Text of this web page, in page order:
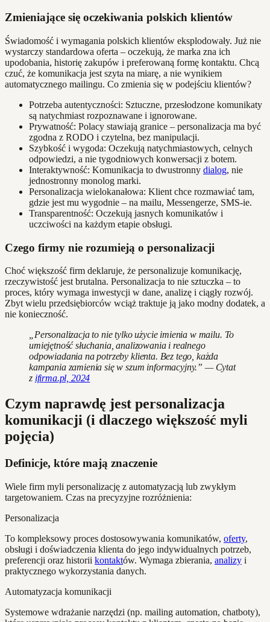
Zmieniające się oczekiwania polskich klientów
Świadomość i wymagania polskich klientów eksplodowały. Już nie
wystarczy standardowa oferta – oczekują, że marka zna ich
upodobania, historię zakupów i preferowaną formę kontaktu. Chcą
czuć, że komunikacja jest szyta na miarę, a nie wynikiem
automatycznego mailingu. Co zmienia się w podejściu klientów?
Potrzeba autentyczności: Sztuczne, przesłodzone komunikaty
są natychmiast rozpoznawane i ignorowane.
Prywatność: Polacy stawiają granice – personalizacja ma być
zgodna z RODO i czytelna, bez manipulacji.
Szybkość i wygoda: Oczekują natychmiastowych, celnych
odpowiedzi, a nie tygodniowych konwersacji z botem.
Interaktywność: Komunikacja to dwustronny dialog, nie
jednostronny monolog marki.
Personalizacja wielokanałowa: Klient chce rozmawiać tam,
gdzie jest mu wygodnie – na mailu, Messengerze, SMS-ie.
Transparentność: Oczekują jasnych komunikatów i
uczciwości na każdym etapie obsługi.
Czego firmy nie rozumieją o personalizacji
Choć większość firm deklaruje, że personalizuje komunikację,
rzeczywistość jest brutalna. Personalizacja to nie sztuczka – to
proces, który wymaga inwestycji w dane, analizę i ciągły rozwój.
Zbyt wielu przedsiębiorców wciąż traktuje ją jako modny dodatek, a
nie konieczność.
„Personalizacja to nie tylko użycie imienia w mailu. To
umiejętność słuchania, analizowania i realnego
odpowiadania na potrzeby klienta. Bez tego, każda
kampania zamienia się w szum informacyjny.” — Cytat
z ifirma.pl, 2024
Czym naprawdę jest personalizacja
komunikacji (i dlaczego większość myli
pojęcia)
Definicje, które mają znaczenie
Wiele firm myli personalizację z automatyzacją lub zwykłym
targetowaniem. Czas na precyzyjne rozróżnienia:
Personalizacja
To kompleksowy proces dostosowywania komunikatów, oferty,
obsługi i doświadczenia klienta do jego indywidualnych potrzeb,
preferencji oraz historii kontaktów. Wymaga zbierania, analizy i
praktycznego wykorzystania danych.
Automatyzacja komunikacji
Systemowe wdrażanie narzędzi (np. mailing automation, chatboty),